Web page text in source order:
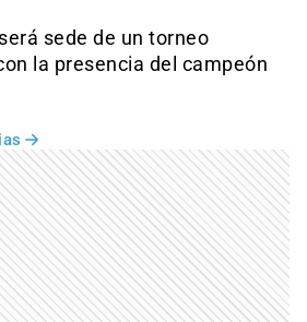
sede de un torneo
la presencia del campeón